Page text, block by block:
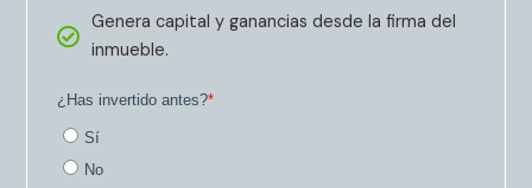
Genera capital y ganancias desde la firma del
inmueble.